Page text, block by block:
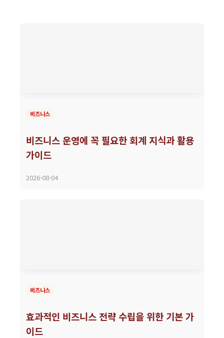
비즈니스
비즈니스 운영에 꼭 필요한 회계 지식과 활용
가이드
2026-08-04
비즈니스
효과적인 비즈니스 전략 수립을 위한 기본 가
이드